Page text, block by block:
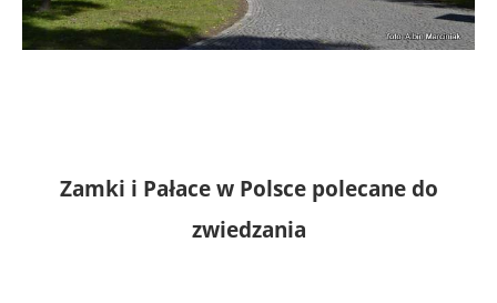
Zamki i Pałace w Polsce polecane do
zwiedzania